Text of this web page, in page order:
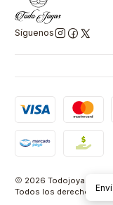
Síguenos
2026 Todojoyas Chile.
Todos los derechos